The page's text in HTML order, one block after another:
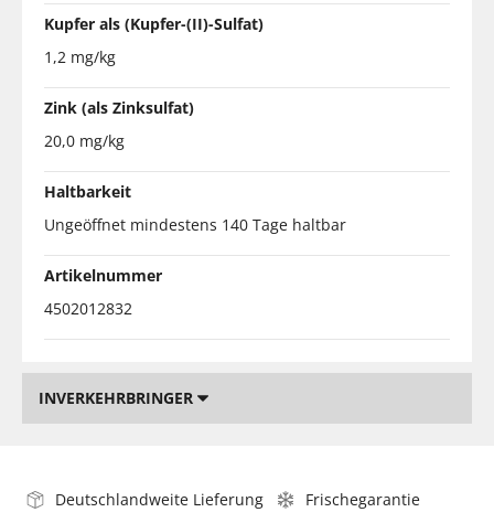
Kupfer als (Kupfer-(II)-Sulfat)
1,2 mg/kg
Zink (als Zinksulfat)
20,0 mg/kg
Haltbarkeit
Ungeöffnet mindestens 140 Tage haltbar
Artikelnummer
4502012832
INVERKEHRBRINGER
Deutschlandweite Lieferung
Frischegarantie